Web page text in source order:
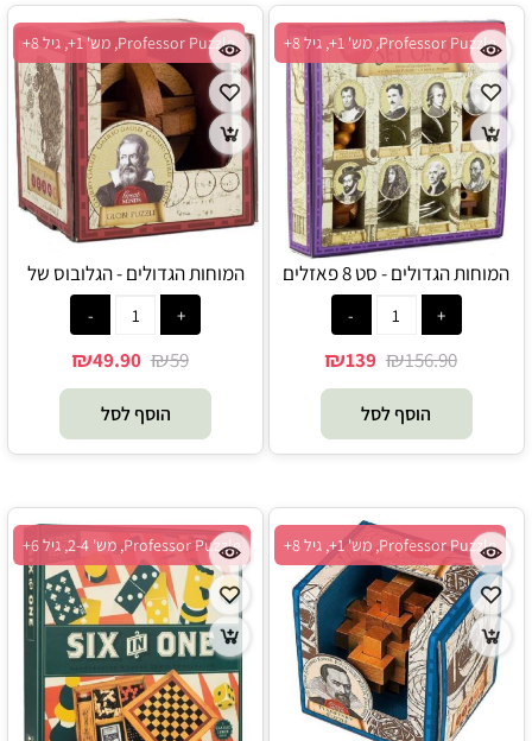
Professor Puzzle, מש' 1+, גיל 8+
המוחות הגדולים - סט 8 פאזלים
קטנים - Professor Puzzle
₪156.90
₪139
הוסף לסל
Professor Puzzle, מש' 1+, גיל 8+
המוחות הגדולים - הגלובוס של
גלילאו - Professor Puzzle
₪59
₪49.90
הוסף לסל
Professor Puzzle, מש' 1+, גיל 8+ Professor Puzzle, מש' 2-4, גיל 6+